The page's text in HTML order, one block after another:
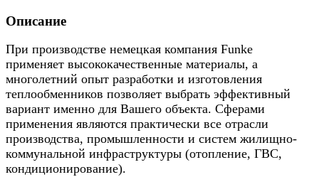
Описание
При производстве немецкая компания Funke
применяет высококачественные материалы, а
многолетний опыт разработки и изготовления
теплообменников позволяет выбрать эффективный
вариант именно для Вашего объекта. Сферами
применения являются практически все отрасли
производства, промышленности и систем жилищно-
коммунальной инфраструктуры (отопление, ГВС,
кондиционирование).